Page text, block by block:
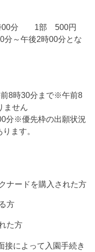
時00分 1部 500円
分～午後2時00分とな
前8時30分まで※午前8
ません
分※優先枠の出願状況
ます。
ナードを購入された方
方
た方
接によって入園手続き